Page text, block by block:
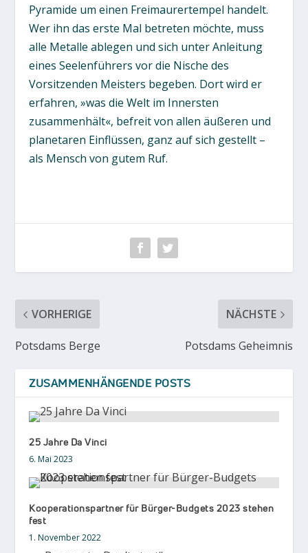
Pyramide um einen Freimaurertempel handelt.
Wer ihn das erste Mal betreten möchte, muss
alle Metalle ablegen und sich unter Anleitung
eines Seelenführers vor die Nische des
Vorsitzenden Meisters begeben. Dort wird er
erfahren, »was die Welt im Innersten
zusammenhält«, befreit von allen äußeren und
planetaren Einflüssen, ganz auf sich gestellt –
als Mensch von gutem Ruf.
VORHERIGE
Potsdams Berge
NÄCHSTE
Potsdams Geheimnis
ZUSAMMENHÄNGENDE POSTS
25 Jahre Da Vinci
6. Mai 2023
Kooperationspartner für Bürger-Budgets 2023 stehen
fest
1. November 2022